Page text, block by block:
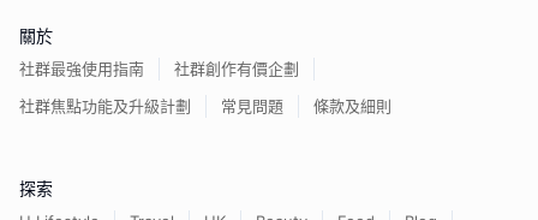
關於
社群最強使用指南
社群創作有價企劃
社群焦點功能及升級計劃
常見問題 條款及細則
探索